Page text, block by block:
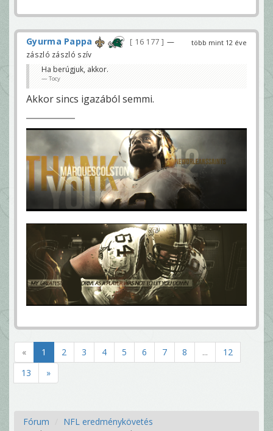
több mint 12 éve
Gyurma Pappa 16 177
—
zászló zászló szív
Ha berúgjuk, akkor.
Tocy
Akkor sincs igazából semmi.
« 1 2 3 4 5 6 7 8 ...
12
13
»
Fórum
NFL eredménykövetés